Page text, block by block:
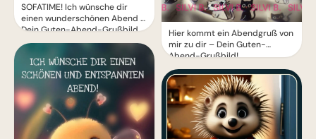
SOFATIME! Ich wünsche dir
einen wunderschönen Abend –
Dein Guten-Abend-Grußbild
Hier kommt ein Abendgruß von
mir zu dir – Dein Guten-
Abend-Grußbild!